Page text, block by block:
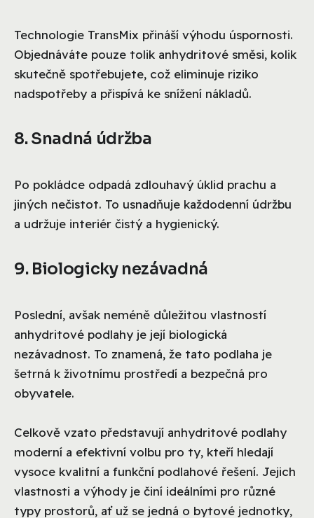
Technologie TransMix přináší výhodu úspornosti.
Objednáváte pouze tolik anhydritové směsi, kolik
skutečně spotřebujete, což eliminuje riziko
nadspotřeby a přispívá ke snížení nákladů.
8. Snadná údržba
Po pokládce odpadá zdlouhavý úklid prachu a
jiných nečistot. To usnadňuje každodenní údržbu
a udržuje interiér čistý a hygienický.
9. Biologicky nezávadná
Poslední, avšak neméně důležitou vlastností
anhydritové podlahy je její biologická
nezávadnost. To znamená, že tato podlaha je
šetrná k životnímu prostředí a bezpečná pro
obyvatele.
Celkově vzato představují anhydritové podlahy
moderní a efektivní volbu pro ty, kteří hledají
vysoce kvalitní a funkční podlahové řešení. Jejich
vlastnosti a výhody je činí ideálními pro různé
typy prostorů, ať už se jedná o bytové jednotky,